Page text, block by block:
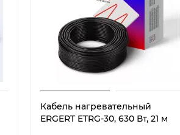
Кабель нагревательный
ERGERT ETRG-30, 630 Вт, 21 м